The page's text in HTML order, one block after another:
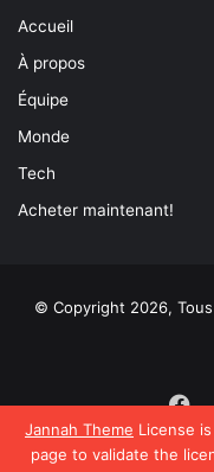
Jannah Theme License
page to validate the
Accueil
À propos
Équipe
Monde
Tech
Acheter maintenant!
© Copyright 2026,